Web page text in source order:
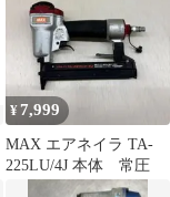
¥7,999
MAX エアネイラ TA-
225LU/4J 本体 常圧